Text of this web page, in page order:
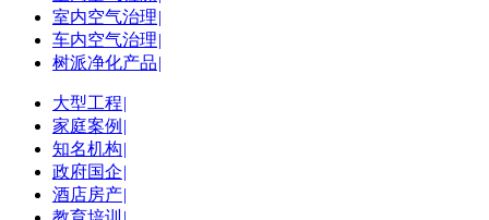
室内空气治理|
车内空气治理|
树派净化产品|
大型工程|
家庭案例 |
知名机构|
政府国企|
酒店房产|